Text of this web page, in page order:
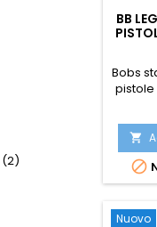
(2)
BB
A
Bobs
pistole
che
molto


Nuovo